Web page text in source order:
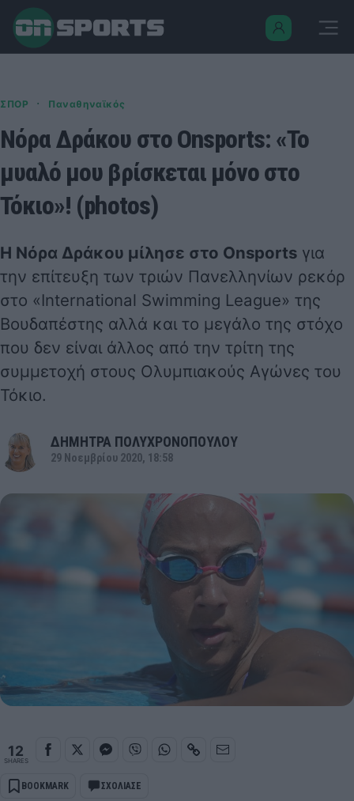
ΣΠΟΡ · Παναθηναϊκός
Νόρα Δράκου στο Onsports: «Το
μυαλό μου βρίσκεται μόνο στο
Τόκιο»! (photos)
Η Νόρα Δράκου μίλησε στο Onsports για
την επίτευξη των τριών Πανελληνίων ρεκόρ
στο «International Swimming League» της
Βουδαπέστης αλλά και το μεγάλο της στόχο
που δεν είναι άλλος από την τρίτη της
συμμετοχή στους Ολυμπιακούς Αγώνες του
Τόκιο.
ΔΗΜΗΤΡΑ ΠΟΛΥΧΡΟΝΟΠΟΥΛΟΥ
29 Νοεμβρίου 2020, 18:58
12
SHARES
BOOKMARK ΣΧΟΛΙΑΣΕ